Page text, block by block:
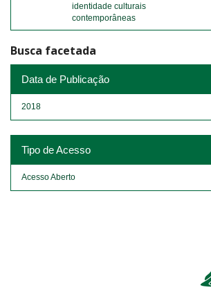
identidade culturais
contemporâneas
Busca facetada
Data de Publicação
2018
Tipo de Acesso
Acesso Aberto